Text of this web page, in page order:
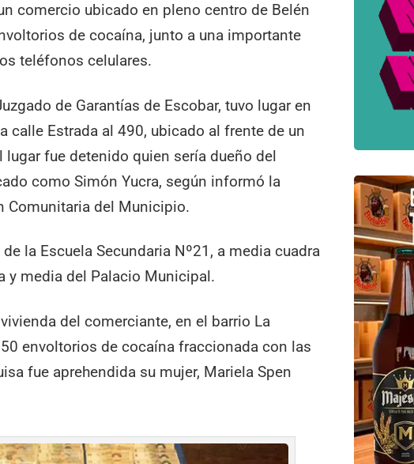
comercio ubicado en pleno centro de Belén
de cocaína, junto a una importante
teléfonos celulares.
de Garantías de Escobar, tuvo lugar en
calle Estrada al 490, ubicado al frente de un
fue detenido quien sería dueño del
como Simón Yucra, según informó la
Comunitaria del Municipio.
la Escuela Secundaria Nº21, a media cuadra
y media del Palacio Municipal.
del comerciante, en el barrio La
envoltorios de cocaína fraccionada con las
fue aprehendida su mujer, Mariela Spen